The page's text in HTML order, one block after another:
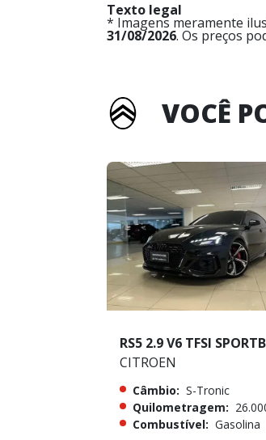
Texto legal
* Imagens meramente
31/08/2026. Os preços
VOCÊ
CITROEN
Câmbio: S-Tronic
Quilometragem:
Combustível: Gasolina